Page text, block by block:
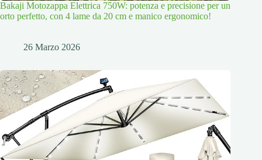
Bakaji Motozappa Elettrica 750W: potenza e precisione per un
orto perfetto, con 4 lame da 20 cm e manico ergonomico!
26 Marzo 2026